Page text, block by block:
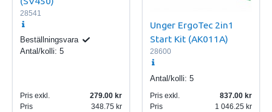
28541
Beställningsvara
Antal/kolli: 5
Pris exkl.
279.00
Pris
348.75
Unger ErgoTec 2in1
Start Kit (AK011A)
28600
Antal/kolli: 5
Pris exkl.
837.00
Pris
1 046.25